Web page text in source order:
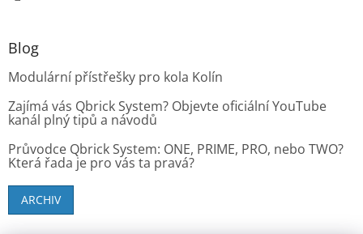
Blog
Modulární přístřešky pro kola Kolín
Zajímá vás Qbrick System? Objevte oficiální YouTube
kanál plný tipů a návodů
Průvodce Qbrick System: ONE, PRIME, PRO, nebo TWO?
Která řada je pro vás ta pravá?
ARCHIV